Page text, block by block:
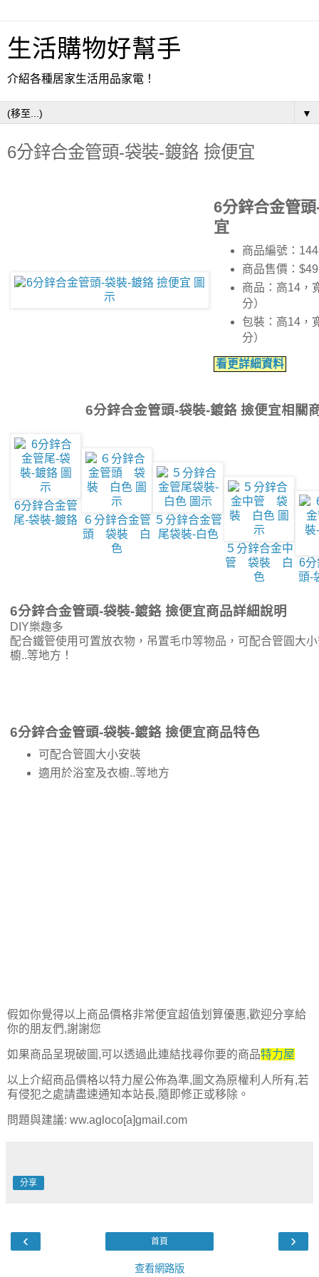
生活購物好幫手
介紹各種居家生活用品家電！
▼
6分鋅合金管頭-袋裝-鍍鉻 撿便宜
6分鋅合金管
宜
商品編號：
商品售價：$49
商品：高14，
分）
包裝：高14，
分）
看更詳細資料
6分鋅合金管頭-袋裝-鍍鉻 撿便宜相關
6分鋅合金管
尾-袋裝-鍍鉻
６分鋅合金管
頭 袋裝 白
色
５分鋅合金管
尾袋裝-白色
５分鋅合金中
管 袋裝 白
色
6分
頭-
6分鋅合金管頭-袋裝-鍍鉻 撿便宜商品詳細說明
DIY樂趣多
配合鐵管使用可置放衣物，吊置毛巾等物品，可配合管圓大
櫥..等地方！
6分鋅合金管頭-袋裝-鍍鉻 撿便宜商品特色
可配合管圓大小安裝
適用於浴室及衣櫥..等地方
假如你覺得以上商品價格非常便宜超值划算優惠,歡迎分享給
你的朋友們,謝謝您
如果商品呈現破圖,可以透過此連結找尋你要的商品特力屋
以上介紹商品價格以特力屋公佈為準,圖文為原權利人所有,若
有侵犯之處請盡速通知本站長,隨即修正或移除。
問題與建議: ww.agloco[a]gmail.com
分享
‹ ›
首頁
查看網路版